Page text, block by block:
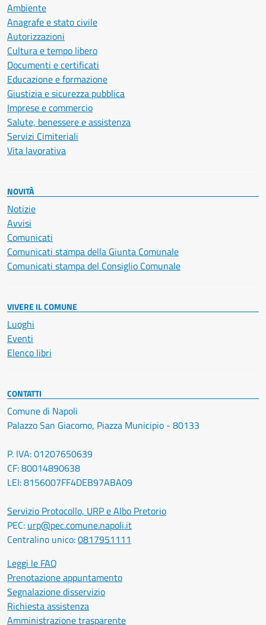
Ambiente
Anagrafe e stato civile
Autorizzazioni
Cultura e tempo libero
Documenti e certificati
Educazione e formazione
Giustizia e sicurezza pubblica
Imprese e commercio
Salute, benessere e assistenza
Servizi Cimiteriali
Vita lavorativa
NOVITÀ
Notizie
Avvisi
Comunicati
Comunicati stampa della Giunta Comunale
Comunicati stampa del Consiglio Comunale
VIVERE IL COMUNE
Luoghi
Eventi
Elenco libri
CONTATTI
Comune di Napoli
Palazzo San Giacomo, Piazza Municipio - 80133
P. IVA: 01207650639
CF: 80014890638
LEI: 8156007FF4DEB97ABA09
Servizio Protocollo, URP e Albo Pretorio
PEC: urp@pec.comune.napoli.it
Centralino unico:0817951111
Leggi le FAQ
Prenotazione appuntamento
Segnalazione disservizio
Richiesta assistenza
Amministrazione trasparente